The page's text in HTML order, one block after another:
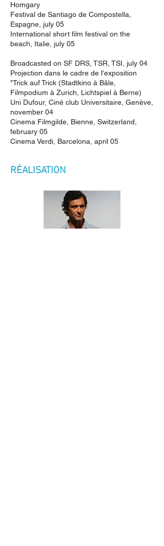
Homgary
Festival de Santiago de Compostella,
Espagne, july 05
International short film festival on the
beach, Italie, july 05
Broadcasted on SF DRS, TSR, TSI, july 04
Projection dans le cadre de l'exposition
"Trick auf Trick (Stadtkino à Bâle,
Filmpodium à Zurich, Lichtspiel à Berne)
Uni Dufour, Ciné club Universitaire, Genève,
november 04
Cinema Filmgilde, Bienne, Switzerland,
february 05
Cinema Verdi, Barcelona, april 05
​RÉALISATION